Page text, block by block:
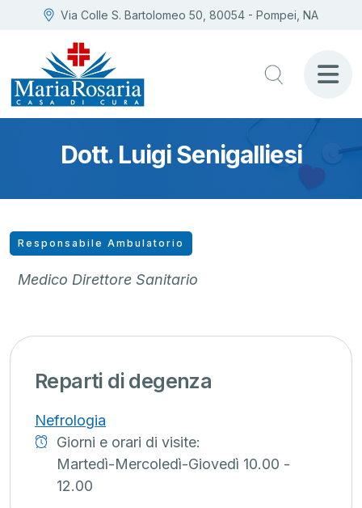
Via Colle S. Bartolomeo 50, 80054 - Pompei, NA
Dott. Luigi Senigalliesi
Reparti di degenza
Nefrologia
Giorni e orari di visite:
Martedì-Mercoledì-Giovedì 10.00 -
12.00
Responsabile Ambulatorio
Medico Direttore Sanitario